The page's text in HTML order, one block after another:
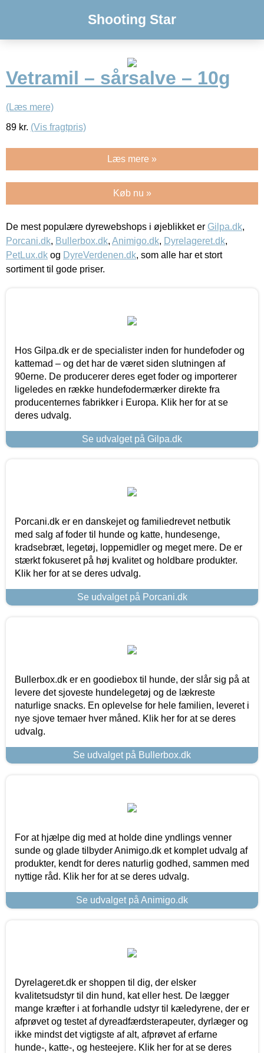
Shooting Star
Vetramil – sårsalve – 10g
(Læs mere)
89 kr. (Vis fragtpris)
Læs mere »
Køb nu »
De mest populære dyrewebshops i øjeblikket er Gilpa.dk,
Porcani.dk, Bullerbox.dk, Animigo.dk, Dyrelageret.dk,
PetLux.dk og DyreVerdenen.dk, som alle har et stort
sortiment til gode priser.
Hos Gilpa.dk er de specialister inden for hundefoder og
kattemad – og det har de været siden slutningen af
90erne. De producerer deres eget foder og importerer
ligeledes en række hundefodermærker direkte fra
producenternes fabrikker i Europa. Klik her for at se
deres udvalg.
Se udvalget på Gilpa.dk
Porcani.dk er en danskejet og familiedrevet netbutik
med salg af foder til hunde og katte, hundesenge,
kradsebræt, legetøj, loppemidler og meget mere. De er
stærkt fokuseret på høj kvalitet og holdbare produkter.
Klik her for at se deres udvalg.
Se udvalget på Porcani.dk
Bullerbox.dk er en goodiebox til hunde, der slår sig på at
levere det sjoveste hundelegetøj og de lækreste
naturlige snacks. En oplevelse for hele familien, leveret i
nye sjove temaer hver måned. Klik her for at se deres
udvalg.
Se udvalget på Bullerbox.dk
For at hjælpe dig med at holde dine yndlings venner
sunde og glade tilbyder Animigo.dk et komplet udvalg af
produkter, kendt for deres naturlig godhed, sammen med
nyttige råd. Klik her for at se deres udvalg.
Se udvalget på Animigo.dk
Dyrelageret.dk er shoppen til dig, der elsker
kvalitetsudstyr til din hund, kat eller hest. De lægger
mange kræfter i at forhandle udstyr til kæledyrene, der er
afprøvet og testet af dyreadfærdsterapeuter, dyrlæger og
ikke mindst det vigtigste af alt, afprøvet af erfarne
hunde-, katte-, og hesteejere. Klik her for at se deres